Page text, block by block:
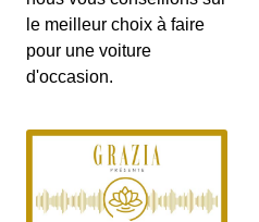
le meilleur choix à faire
pour une voiture
d'occasion.